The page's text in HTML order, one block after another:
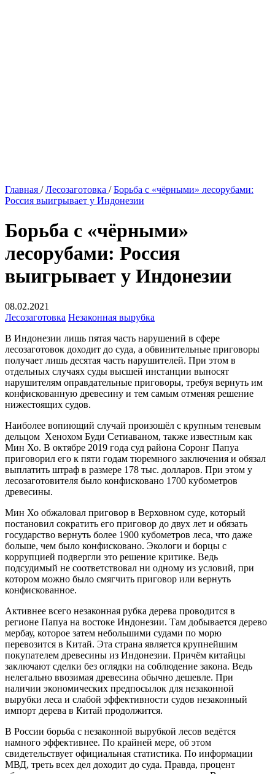
Главная / Лесозаготовка / Борьба с «чёрными» лесорубами:
Россия выигрывает у Индонезии
Борьба с «чёрными»
лесорубами: Россия
выигрывает у Индонезии
08.02.2021
Лесозаготовка Незаконная вырубка
В Индонезии лишь пятая часть нарушений в сфере
лесозаготовок доходит до суда, а обвинительные приговоры
получает лишь десятая часть нарушителей. При этом в
отдельных случаях суды высшей инстанции выносят
нарушителям оправдательные приговоры, требуя вернуть им
конфискованную древесину и тем самым отменяя решение
нижестоящих судов.
Наиболее вопиющий случай произошёл с крупным теневым
дельцом Хенохом Буди Сетиаваном, также известным как
Мин Хо. В октябре 2019 года суд района Соронг Папуа
приговорил его к пяти годам тюремного заключения и обязал
выплатить штраф в размере 178 тыс. долларов. При этом у
лесозаготовителя было конфисковано 1700 кубометров
древесины.
Мин Хо обжаловал приговор в Верховном суде, который
постановил сократить его приговор до двух лет и обязать
государство вернуть более 1900 кубометров леса, что даже
больше, чем было конфисковано. Экологи и борцы с
коррупцией подвергли это решение критике. Ведь
подсудимый не соответствовал ни одному из условий, при
котором можно было смягчить приговор или вернуть
конфискованное.
Активнее всего незаконная рубка дерева проводится в
регионе Папуа на востоке Индонезии. Там добывается дерево
мербау, которое затем небольшими судами по морю
перевозится в Китай. Эта страна является крупнейшим
покупателем древесины из Индонезии. Причём китайцы
заключают сделки без оглядки на соблюдение закона. Ведь
нелегально ввозимая древесина обычно дешевле. При
наличии экономических предпосылок для незаконной
вырубки леса и слабой эффективности судов незаконный
импорт дерева в Китай продолжится.
В России борьба с незаконной вырубкой лесов ведётся
намного эффективнее. По крайней мере, об этом
свидетельствует официальная статистика. По информации
МВД, треть всех дел доходит до суда. Правда, процент